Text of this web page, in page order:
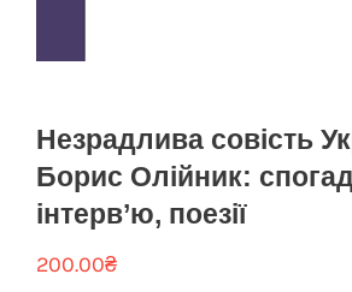
Незрадлива совість
Борис Олійник:
інтерв’ю, поезії
200.00₴